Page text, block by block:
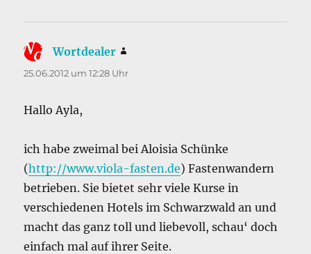
Wortdealer
25.06.2012 um 12:28 Uhr
Hallo Ayla,
ich habe zweimal bei Aloisia Schünke
(http://www.viola-fasten.de) Fastenwandern
betrieben. Sie bietet sehr viele Kurse in
verschiedenen Hotels im Schwarzwald an und
macht das ganz toll und liebevoll, schau‘ doch
einfach mal auf ihrer Seite.